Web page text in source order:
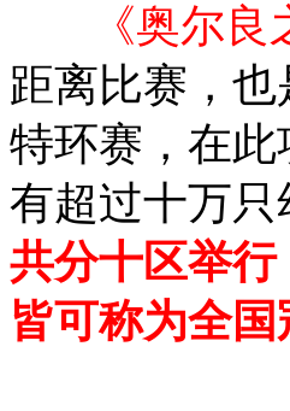
《奥尔良
距离比赛，
特环赛，在
有超过十万只
共分十区举
皆可称为全国